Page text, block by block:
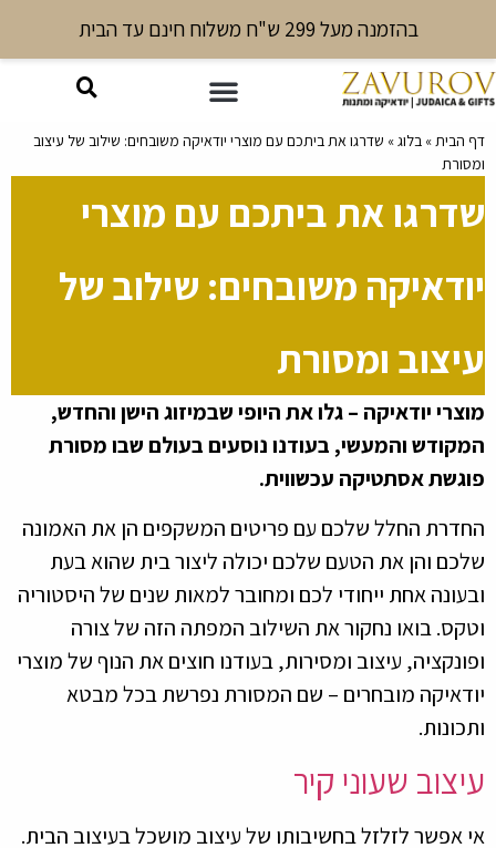
בהזמנה מעל 299 ש"ח משלוח חינם עד הבית
דף הבית» בלוג» שדרגו את ביתכם עם מוצרי יודאיקה משובחים: שילוב של עיצוב
ומסורת
שדרגו את ביתכם עם מוצרי
יודאיקה משובחים: שילוב של
עיצוב ומסורת
מוצרי יודאיקה – גלו את היופי שבמיזוג הישן והחדש,
המקודש והמעשי, בעודנו נוסעים בעולם שבו מסורת
פוגשת אסתטיקה עכשווית.
החדרת החלל שלכם עם פריטים המשקפים הן את האמונה
שלכם והן את הטעם שלכם יכולה ליצור בית שהוא בעת
ובעונה אחת ייחודי לכם ומחובר למאות שנים של היסטוריה
וטקס. בואו נחקור את השילוב המפתה הזה של צורה
ופונקציה, עיצוב ומסירות, בעודנו חוצים את הנוף של מוצרי
יודאיקה מובחרים – שם המסורת נפרשת בכל מבטא
ותכונות.
עיצוב שעוני קיר
אי אפשר לזלזל בחשיבותו של עיצוב מושכל בעיצוב הבית.